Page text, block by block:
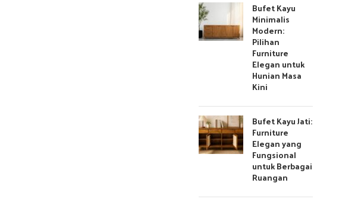
Bufet Kayu
Minimalis
Modern:
Pilihan
Furniture
Elegan untuk
Hunian Masa
Kini
Bufet Kayu Jati:
Furniture
Elegan yang
Fungsional
untuk Berbagai
Ruangan